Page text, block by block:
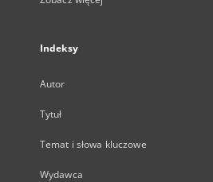
Indeksy
Autor
Tytuł
Temat i słowa kluczowe
Wydawca